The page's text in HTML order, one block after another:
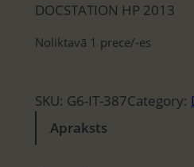
DOCSTATION HP 2013
Noliktavā 1 prece/-es
SKU: G6-IT-387Category:
Apraksts